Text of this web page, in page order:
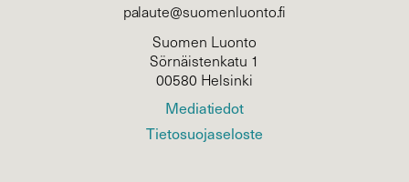
palaute@suomenluonto.fi
Suomen Luonto
Sörnäistenkatu 1
00580 Helsinki
Mediatiedot
Tietosuojaseloste